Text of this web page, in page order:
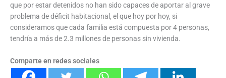
que por estar detenidos no han sido capaces de aportar al grave
problema de déficit habitacional, el que hoy por hoy, si
consideramos que cada familia está compuesta por 4 personas,
tendría a más de 2.3 millones de personas sin vivienda.
Comparte en redes sociales